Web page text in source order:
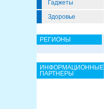
Гаджеты
Здоровье
РЕГИОНЫ
ИНФОРМАЦИОННЫЕ
ПАРТНЕРЫ